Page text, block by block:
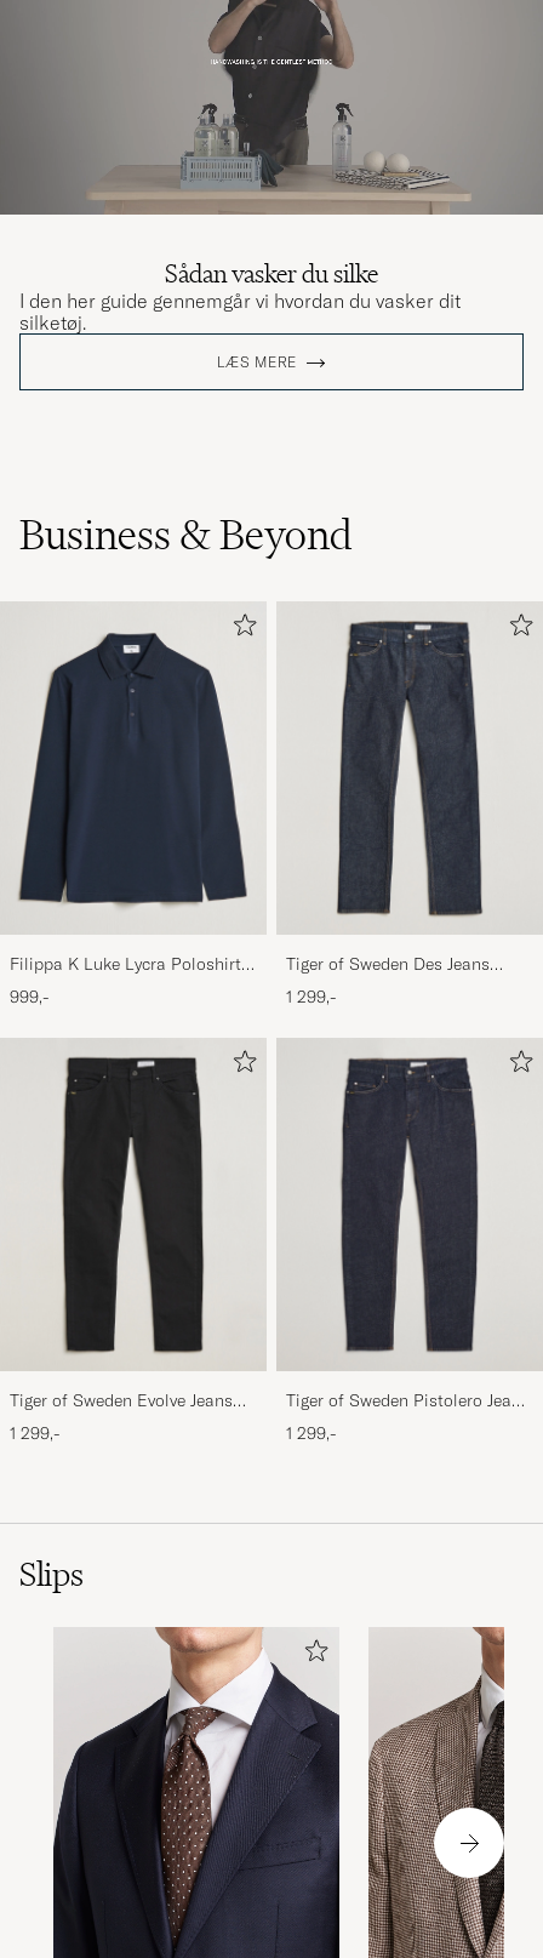
Sådan vasker du silke
I den her guide gennemgår vi hvordan du vasker dit
silketøj.
LÆS MERE
Business & Beyond
Filippa K Luke Lycra Poloshirt
Navy
999,-
Tiger of Sweden Des Jeans
Ripen Blue
1 299,-
Tiger of Sweden Evolve Jeans
Forever Black
1 299,-
Tiger of Sweden Pistolero Jeans
Ripen Blue
1 299,-
Slips